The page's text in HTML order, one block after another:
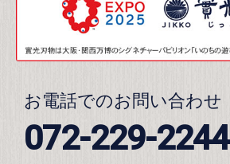
お電話でのお問い合わせ
072-229-2244